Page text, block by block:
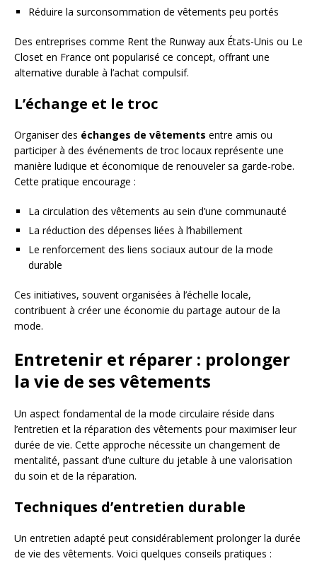
Réduire la surconsommation de vêtements peu portés
Des entreprises comme Rent the Runway aux États-Unis ou Le
Closet en France ont popularisé ce concept, offrant une
alternative durable à l’achat compulsif.
L’échange et le troc
Organiser des échanges de vêtements entre amis ou
participer à des événements de troc locaux représente une
manière ludique et économique de renouveler sa garde-robe.
Cette pratique encourage :
La circulation des vêtements au sein d’une communauté
La réduction des dépenses liées à l’habillement
Le renforcement des liens sociaux autour de la mode
durable
Ces initiatives, souvent organisées à l’échelle locale,
contribuent à créer une économie du partage autour de la
mode.
Entretenir et réparer : prolonger
la vie de ses vêtements
Un aspect fondamental de la mode circulaire réside dans
l’entretien et la réparation des vêtements pour maximiser leur
durée de vie. Cette approche nécessite un changement de
mentalité, passant d’une culture du jetable à une valorisation
du soin et de la réparation.
Techniques d’entretien durable
Un entretien adapté peut considérablement prolonger la durée
de vie des vêtements. Voici quelques conseils pratiques :